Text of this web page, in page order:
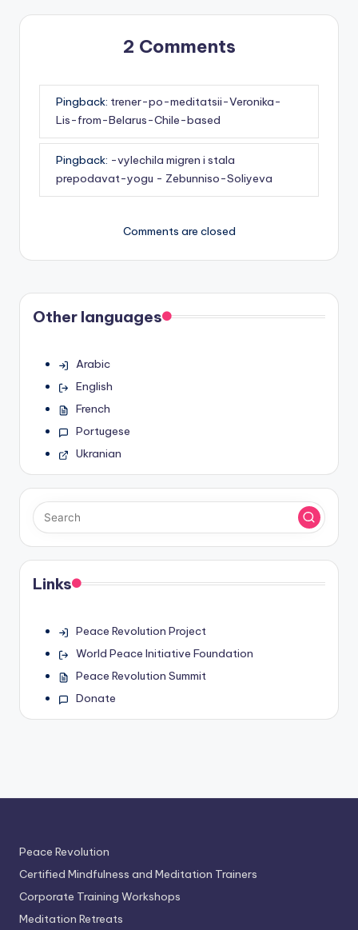
2 Comments
Pingback: trener-po-meditatsii-Veronika-
Lis-from-Belarus-Chile-based
Pingback: -vylechila migren i stala
prepodavat-yogu - Zebunniso-Soliyeva
Comments are closed
Other languages
Arabic
English
French
Portugese
Ukranian
Links
Peace Revolution Project
World Peace Initiative Foundation
Peace Revolution Summit
Donate
Peace Revolution
Certified Mindfulness and Meditation Trainers
Corporate Training Workshops
Meditation Retreats